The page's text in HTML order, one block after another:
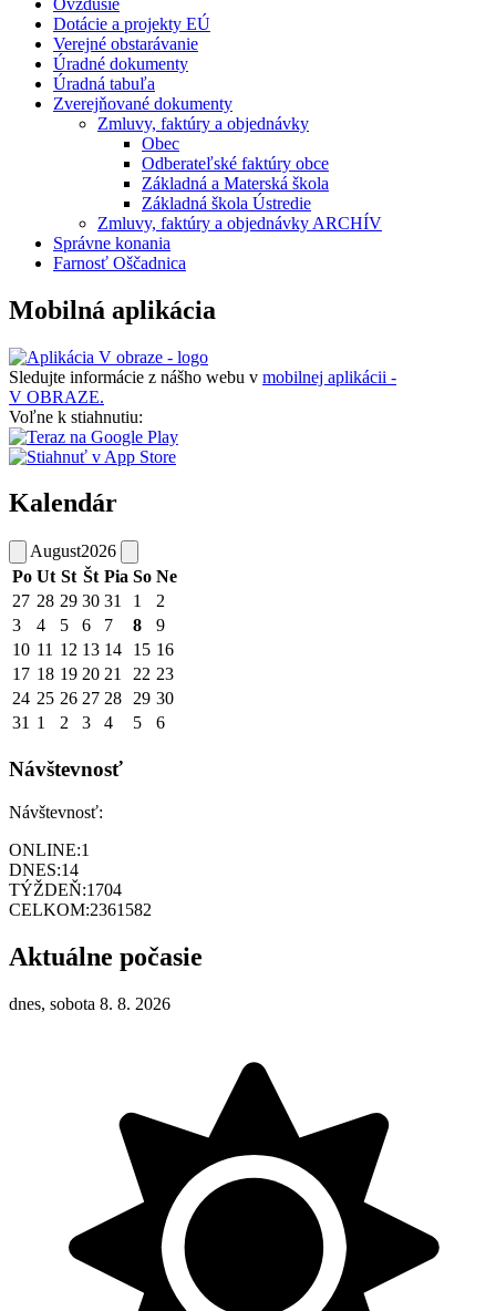
Dotácie a projekty EÚ
Verejné obstarávanie
Úradné dokumenty
Úradná tabuľa
Zverejňované dokumenty
Zmluvy, faktúry a objednávky
Obec
Odberateľské faktúry obce
Základná a Materská škola
Základná škola Ústredie
Zmluvy, faktúry a objednávky ARCHÍV
Správne konania
Farnosť Oščadnica
Mobilná aplikácia
Sledujte informácie z nášho webu v mobilnej aplikácii -
V OBRAZE.
Voľne k stiahnutiu:
Kalendár
August2026
Po Ut St Št Pia So Ne
27 28 29 30 31 1
2
3
4 5 6 7 8
9
10 11 12 13 14 15 16
17 18 19 20 21 22 23
24 25 26 27 28 29 30
31 1 2 3 4 5 6
Návštevnosť
Návštevnosť:
ONLINE:1
DNES:14
TÝŽDEŇ:1704
CELKOM:2361582
Aktuálne počasie
dnes, sobota 8. 8. 2026